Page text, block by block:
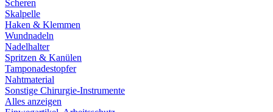
Scheren
Skalpelle
Haken & Klemmen
Wundnadeln
Nadelhalter
Spritzen & Kanülen
Tamponadestopfer
Nahtmaterial
Sonstige Chirurgie-Instrumente
Alles anzeigen